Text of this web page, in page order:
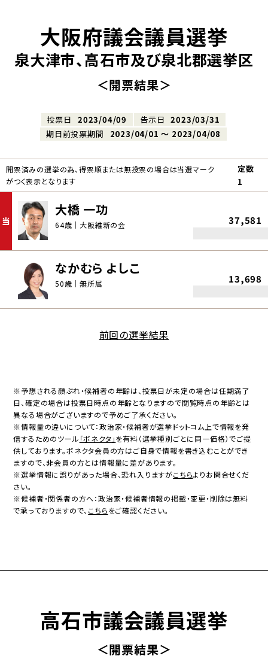
大阪府議会議員選挙
泉大津市、高石市及び泉北郡選挙区
＜開票結果＞
投票日 2023/04/09 告示日
2023/03/31
期日前投票期間
2023/04/01 〜 2023/04/08
開票済みの選挙の為、得票順または無投票の場合は当選マーク
がつく表示となります
定数
1
当
大橋 一功
64歳｜大阪維新の会 37,581
なかむら よしこ
50歳｜無所属 13,698
前回の選挙結果
※予想される顔ぶれ・候補者の年齢は、投票日が未定の場合は任期満了
日、確定の場合は投票日時点の年齢となりますので閲覧時点の年齢とは
異なる場合がございますので予めご了承ください。
※情報量の違いについて：政治家・候補者が選挙ドットコム上で情報を発
信するためのツール 「ボネクタ」を有料（選挙種別ごとに同一価格）でご提
供しております。ボネクタ会員の方はご自身で情報を書き込むことができ
ますので、非会員の方とは情報量に差があります。
※選挙情報に誤りがあった場合、恐れ入りますがこちらよりお問合せくだ
さい。
※候補者・関係者の方へ：政治家・候補者情報の掲載・変更・削除は無料
で承っておりますので、 こちらをご確認ください。
高石市議会議員選挙
＜開票結果＞